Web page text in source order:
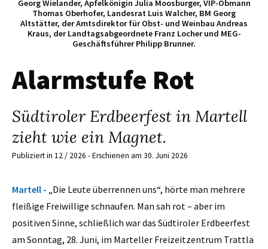
Georg Wielander, Apfelkönigin Julia Moosburger, VIP-Obmann
Thomas Oberhofer, Landesrat Luis Walcher, BM Georg
Altstätter, der Amtsdirektor für Obst- und Weinbau Andreas
Kraus, der Landtagsabgeordnete Franz Locher und MEG-
Geschäftsführer Philipp Brunner.
Alarmstufe Rot
Südtiroler Erdbeerfest in Martell
zieht wie ein Magnet.
Publiziert in 12 / 2026 - Erschienen am 30. Juni 2026
Martell - „Die Leute überrennen uns“, hörte man mehrere
fleißige Freiwillige schnaufen. Man sah rot – aber im
positiven Sinne, schließlich war das Südtiroler Erdbeerfest
am Sonntag, 28. Juni, im Marteller Freizeitzentrum Trattla